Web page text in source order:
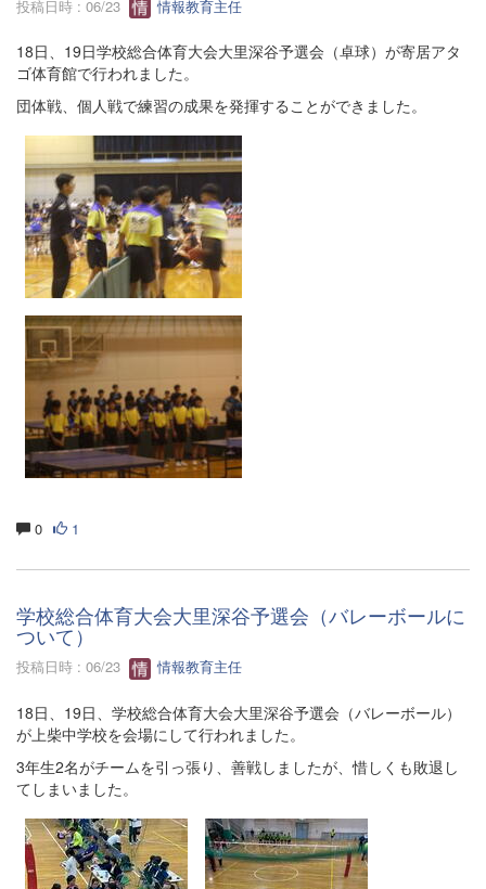
投稿日時 : 06/23 情報教育主任
18日、19日学校総合体育大会大里深谷予選会（卓球）が寄居アタ
ゴ体育館で行われました。
団体戦、個人戦で練習の成果を発揮することができました。
0 1
学校総合体育大会大里深谷予選会（バレーボールに
ついて）
投稿日時 : 06/23 情報教育主任
18日、19日、学校総合体育大会大里深谷予選会（バレーボール）
が上柴中学校を会場にして行われました。
3年生2名がチームを引っ張り、善戦しましたが、惜しくも敗退し
てしまいました。